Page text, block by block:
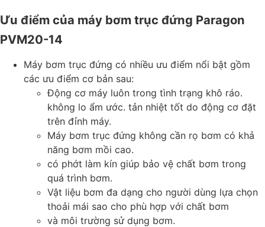
Ưu điểm của máy bơm trục đứng Paragon
PVM20-14
Máy bơm trục đứng có nhiều ưu điểm nổi bật gồm
các ưu điểm cơ bản sau:
Động cơ máy luôn trong tình trạng khô ráo.
không lo ẩm ước. tản nhiệt tốt do động cơ đặt
trên đỉnh máy.
Máy bơm trục đứng không cần rọ bơm có khả
năng bơm mồi cao.
có phớt làm kín giúp bảo vệ chất bơm trong
quá trình bơm.
Vật liệu bơm đa dạng cho người dùng lựa chọn
thoải mái sao cho phù hợp với chất bơm
và môi trường sử dụng bơm.